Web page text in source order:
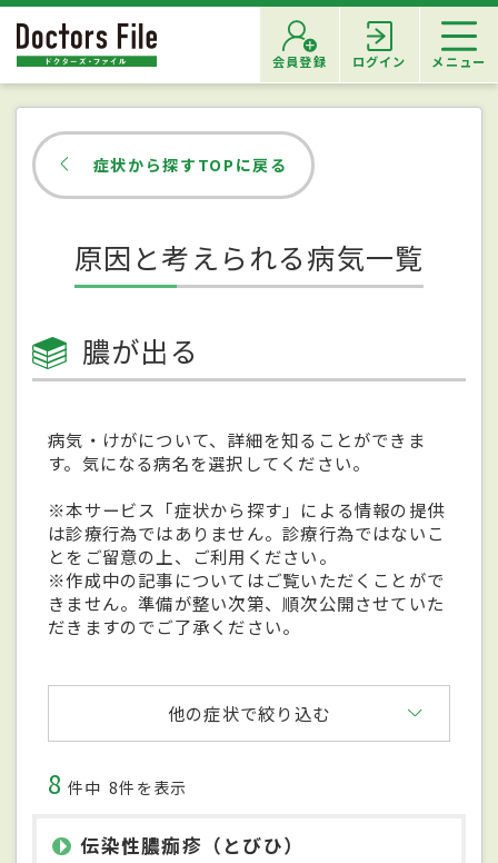
会員登録 ログイン メニュー
症状から探すTOPに戻る
原因と考えられる病気一覧
膿が出る
病気・けがについて、詳細を知ることができま
す。気になる病名を選択してください。
※本サービス「症状から探す」による情報の提供
は診療行為ではありません。診療行為ではないこ
とをご留意の上、ご利用ください。
※作成中の記事についてはご覧いただくことがで
きません。準備が整い次第、順次公開させていた
だきますのでご了承ください。
他の症状で絞り込む
8 件中 8件を表示
伝染性膿痂疹（とびひ）